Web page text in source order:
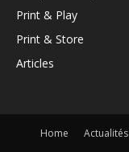
Print & Play
Print & Store
Articles
Home Actualités